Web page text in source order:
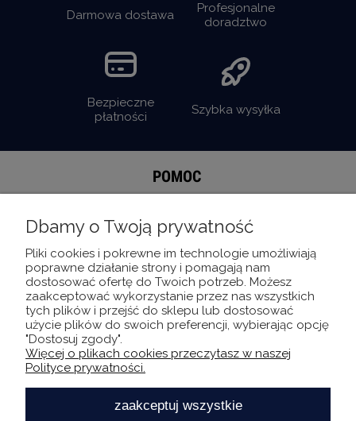
Darmowa dostawa
Profesjonalne
doradztwo
Bezpieczne
płatności
Szybka wysyłka
POMOC
MOJE KONTO
INFORMACJE
O NAS
Bądź bliżej INNSI
Dbamy o Twoją prywatność
Pliki cookies i pokrewne im technologie umożliwiają
poprawne działanie strony i pomagają nam
dostosować ofertę do Twoich potrzeb. Możesz
zaakceptować wykorzystanie przez nas wszystkich
tych plików i przejść do sklepu lub dostosować
użycie plików do swoich preferencji, wybierając opcję
"Dostosuj zgody".
Więcej o plikach cookies przeczytasz w naszej
Polityce prywatności.
zaakceptuj wszystkie